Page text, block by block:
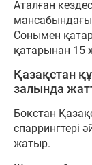
Аталған
мансабындағы
Сонымен
қатарынан 15
Қазақстан
залында
Бокстан
спаррингтері
жатыр.